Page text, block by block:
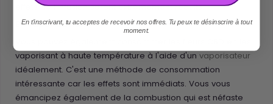
effets de l'infusion seront extrêmement réduits.
En vaporisation
vaporisant à haute température à l'aide d'un vaporisateur
idéalement. C'est une méthode de consommation
intéressante car les effets sont immédiats. Vous vous
émancipez également de la combustion qui est néfaste
En t'inscrivant, tu acceptes de recevoir nos offres. Tu peux te désinscrire à tout
moment.